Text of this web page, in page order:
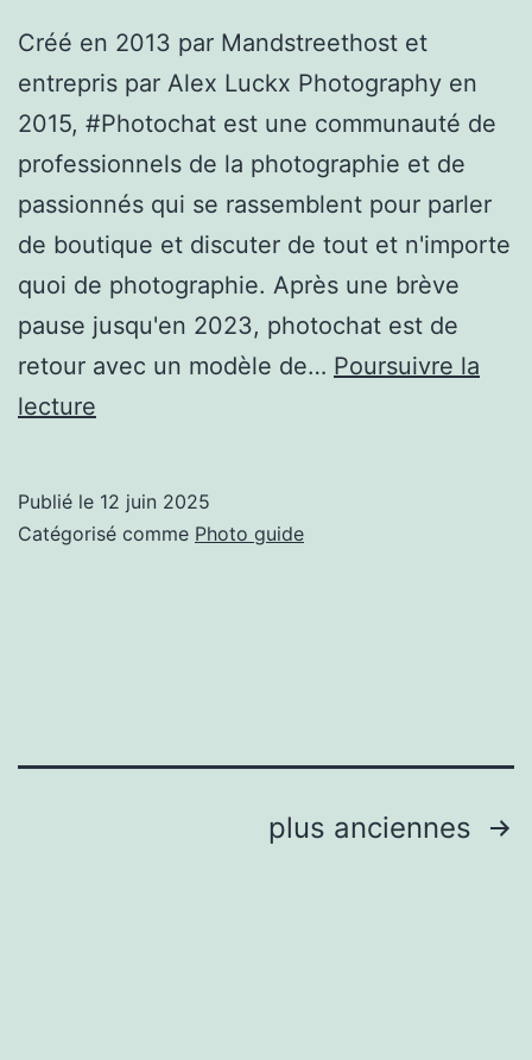
Créé en 2013 par Mandstreethost et
entrepris par Alex Luckx Photography en
2015, #Photochat est une communauté de
professionnels de la photographie et de
passionnés qui se rassemblent pour parler
de boutique et discuter de tout et n'importe
quoi de photographie. Après une brève
pause jusqu'en 2023, photochat est de
retour avec un modèle de… Poursuivre la
lecture
2025
Alex
Publié le 12 juin 2025
Catégorisé comme Photo guide
plus anciennes